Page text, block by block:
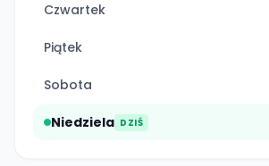
Czwartek
Piątek
Sobota
Niedziela DZIŚ